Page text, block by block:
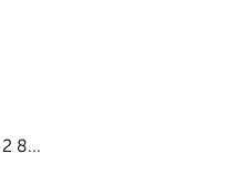
8...